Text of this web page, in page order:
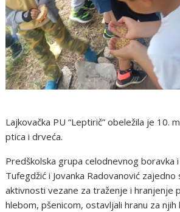
Lajkovačka PU “Leptirič” obeležila je 10.
ptica i drveća.
Predškolska grupa celodnevnog boravka
Tufegdžić i Jovanka Radovanović zajedno
aktivnosti vezane za traženje i hranjenje
hlebom, pšenicom, ostavljali hranu za njih